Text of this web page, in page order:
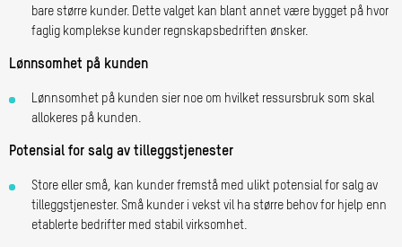
bare større kunder. Dette valget kan blant annet være bygget på hvor
faglig komplekse kunder regnskapsbedriften ønsker.
Lønnsomhet på kunden
Lønnsomhet på kunden sier noe om hvilket ressursbruk som skal
allokeres på kunden.
Potensial for salg av tilleggstjenester
Store eller små, kan kunder fremstå med ulikt potensial for salg av
tilleggstjenester. Små kunder i vekst vil ha større behov for hjelp enn
etablerte bedrifter med stabil virksomhet.